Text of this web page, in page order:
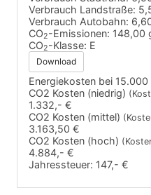
Verbrauch Landstraße:
Verbrauch Autobahn:
CO2-Emissionen: 148,00
CO2-Klasse: E
Download
Energiekosten bei
CO2 Kosten (niedrig)
1.332,- €
CO2 Kosten (mittel)
3.163,50 €
CO2 Kosten (hoch)
4.884,- €
Jahressteuer: 147,- €